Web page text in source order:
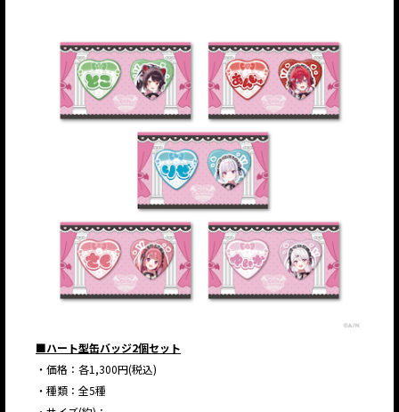
■ハート型缶バッジ2個セット
・価格：各1,300円(税込)
・種類：全5種